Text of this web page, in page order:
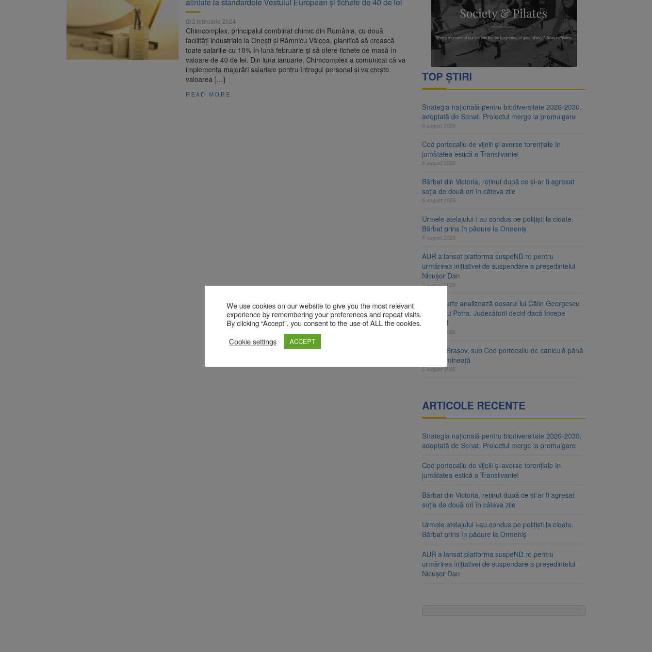
6 august 2026
Înalta Curte analizează dosarul lui Călin Georgescu și Horațiu Potra. Judecătorii decid dacă începe
procesul
6 august 2026 Strategia națională pentru biodiversitate 2026-2030, adoptată de Senat. Proiectul merge la promulgare
2 februarie 2024
Chimcomplex, principalul combinat chimic din România, cu două
facilități industriale la Onești și Râmnicu Vâlcea, planifică să crească
toate salariile cu 10% în luna februarie și să ofere tichete de masă în
valoare de 40 de lei. Din luna ianuarie, Chimcomplex a comunicat că va
implementa majorări salariale pentru întregul personal și va crește
valoarea […]
READ MORE
TOP ȘTIRI
Strategia națională pentru biodiversitate 2026-2030,
adoptată de Senat. Proiectul merge la promulgare
6 august 2026
Cod portocaliu de vijelii și averse torențiale în
jumătatea estică a Transilvaniei
6 august 2026
Bărbat din Victoria, reținut după ce și-ar fi agresat
soția de două ori în câteva zile
6 august 2026
Urmele atelajului i-au condus pe polițiști la cioate.
Bărbat prins în pădure la Ormeniș
6 august 2026
AUR a lansat platforma suspeND.ro pentru
urmărirea inițiativei de suspendare a președintelui
Nicușor Dan
6 august 2026
Înalta Curte analizează dosarul lui Călin Georgescu
și Horațiu Potra. Judecătorii decid dacă începe
procesul
6 august 2026
Județul Brașov, sub Cod portocaliu de caniculă până
vineri dimineață
6 august 2026
ARTICOLE RECENTE
Strategia națională pentru biodiversitate 2026-2030,
adoptată de Senat. Proiectul merge la promulgare
Cod portocaliu de vijelii și averse torențiale în
jumătatea estică a Transilvaniei
Bărbat din Victoria, reținut după ce și-ar fi agresat
soția de două ori în câteva zile
Urmele atelajului i-au condus pe polițiști la cioate.
Bărbat prins în pădure la Ormeniș
AUR a lansat platforma suspeND.ro pentru
urmărirea inițiativei de suspendare a președintelui
Nicușor Dan
We use cookies on our website to give you the most relevant
experience by remembering your preferences and repeat visits.
By clicking “Accept”, you consent to the use of ALL the cookies.
Cookie settings
ACCEPT